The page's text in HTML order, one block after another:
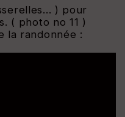
) pour
( photo no 11 )
la randonnée :